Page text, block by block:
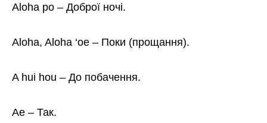
Aloha po – Доброї ночі.
Aloha, Aloha ‘oe – Поки (прощання).
A hui hou – До побачення.
Ae – Так.